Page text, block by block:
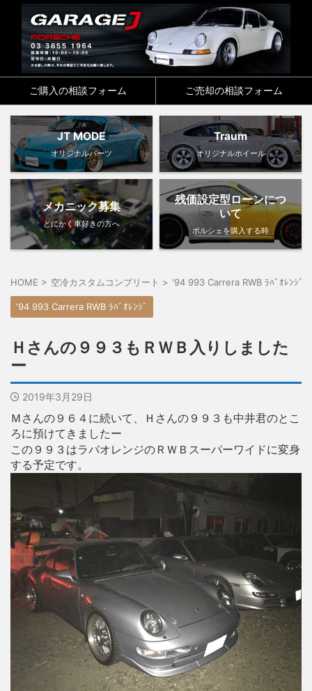
ご購入の相談フォーム ご売却の相談フォーム
JT MODE
オリジナルパーツ
Traum
オリジナルホイール
メカニック募集
とにかく車好きの方へ
残価設定型ローンにつ
いて
ポルシェを購入する時
HOME > 空冷カスタムコンプリート > '94 993 Carrera RWB ﾗﾊﾞｵﾚﾝｼﾞ
'94 993 Carrera RWB ﾗﾊﾞｵﾚﾝｼﾞ
Ｈさんの９９３もＲＷＢ入りしました
ー
2019年3月29日
Ｍさんの９６４に続いて、Ｈさんの９９３も中井君のとこ
ろに預けてきましたー
この９９３はラバオレンジのＲＷＢスーパーワイドに変身
する予定です。